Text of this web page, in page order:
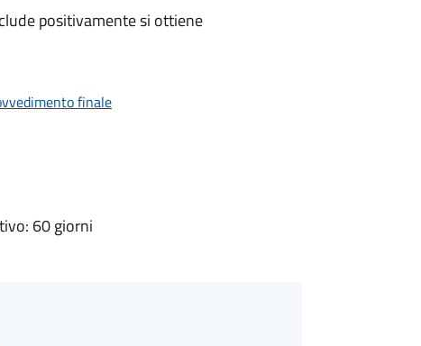
positivamente si ottiene
finale
60 giorni